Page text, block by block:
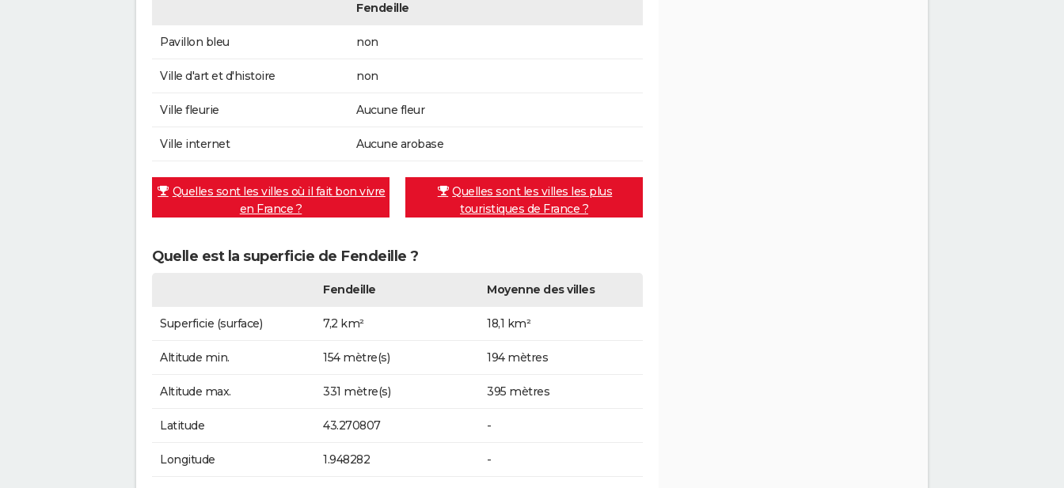
Fendeille
Pavillon bleu non
Ville d'art et d'histoire non
Ville fleurie Aucune fleur
Ville internet Aucune arobase
Quelles sont les villes où il fait bon vivre
en France ?
Quelles sont les villes les plus
touristiques de France ?
Quelle est la superficie de Fendeille ?
Fendeille Moyenne des villes
Superficie (surface) 7,2 km² 18,1 km²
Altitude min. 154 mètre(s) 194 mètres
Altitude max. 331 mètre(s) 395 mètres
Latitude 43.270807 -
Longitude 1.948282 -